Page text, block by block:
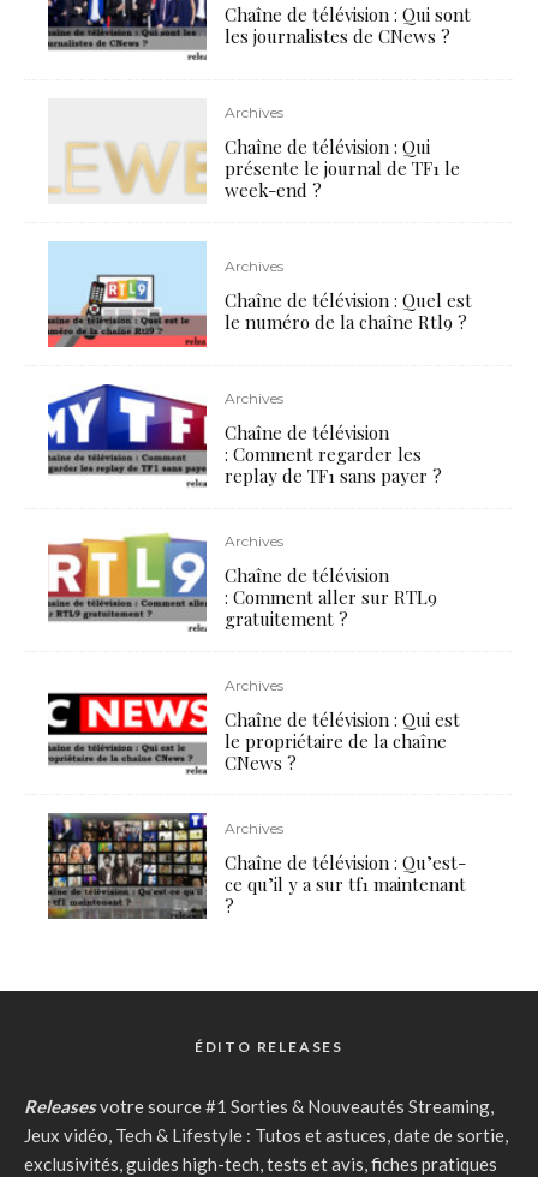
Chaîne de télévision : Qui sont
les journalistes de CNews ?
Archives
Chaîne de télévision : Qui
présente le journal de TF1 le
week-end ?
Archives
Chaîne de télévision : Quel est
le numéro de la chaîne Rtl9 ?
Archives
Chaîne de télévision
: Comment regarder les
replay de TF1 sans payer ?
Archives
Chaîne de télévision
: Comment aller sur RTL9
gratuitement ?
Archives
Chaîne de télévision : Qui est
le propriétaire de la chaîne
CNews ?
Archives
Chaîne de télévision : Qu’est-
ce qu’il y a sur tf1 maintenant
?
ÉDITO RELEASES
Releasesvotre source #1 Sorties & Nouveautés Streaming,
Jeux vidéo, Tech & Lifestyle : Tutos et astuces, date de sortie,
exclusivités, guides high-tech, tests et avis, fiches pratiques